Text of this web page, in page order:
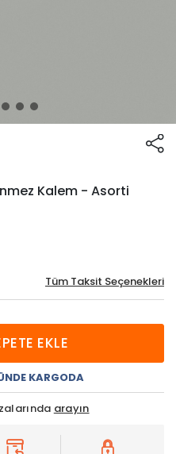
Kalem - Asorti
Tüm Taksit Seçenekleri
EKLE
KARGODA
arayın